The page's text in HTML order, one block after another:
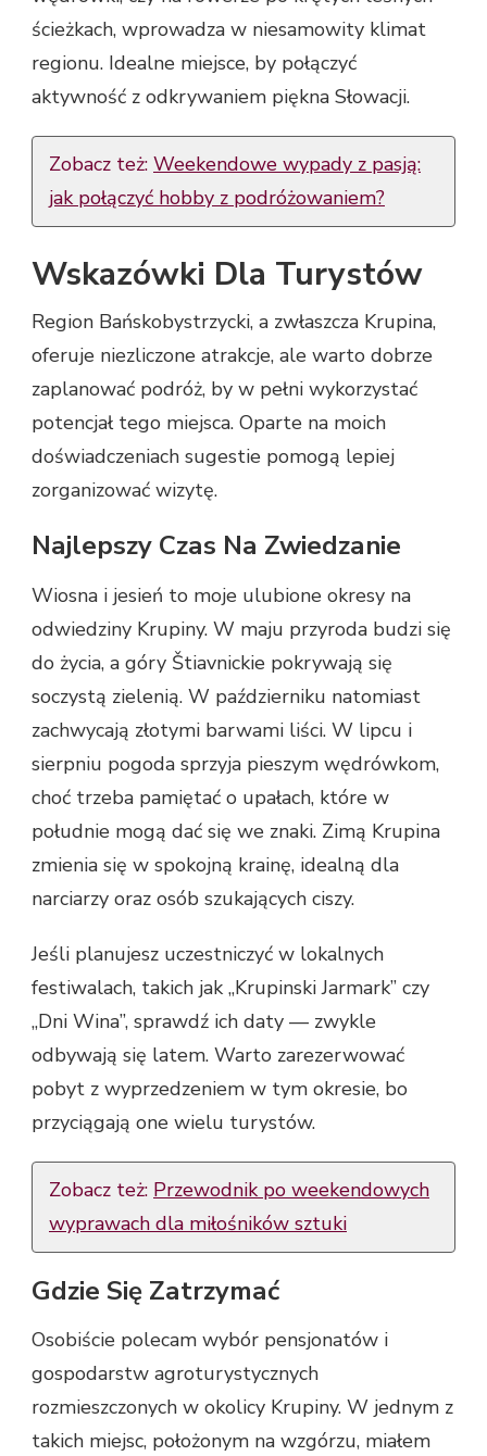
ścieżkach, wprowadza w niesamowity klimat
regionu. Idealne miejsce, by połączyć
aktywność z odkrywaniem piękna Słowacji.
Zobacz też: Weekendowe wypady z pasją:
jak połączyć hobby z podróżowaniem?
Wskazówki Dla Turystów
Region Bańskobystrzycki, a zwłaszcza Krupina,
oferuje niezliczone atrakcje, ale warto dobrze
zaplanować podróż, by w pełni wykorzystać
potencjał tego miejsca. Oparte na moich
doświadczeniach sugestie pomogą lepiej
zorganizować wizytę.
Najlepszy Czas Na Zwiedzanie
Wiosna i jesień to moje ulubione okresy na
odwiedziny Krupiny. W maju przyroda budzi się
do życia, a góry Štiavnickie pokrywają się
soczystą zielenią. W październiku natomiast
zachwycają złotymi barwami liści. W lipcu i
sierpniu pogoda sprzyja pieszym wędrówkom,
choć trzeba pamiętać o upałach, które w
południe mogą dać się we znaki. Zimą Krupina
zmienia się w spokojną krainę, idealną dla
narciarzy oraz osób szukających ciszy.
Jeśli planujesz uczestniczyć w lokalnych
festiwalach, takich jak „Krupinski Jarmark” czy
„Dni Wina”, sprawdź ich daty — zwykle
odbywają się latem. Warto zarezerwować
pobyt z wyprzedzeniem w tym okresie, bo
przyciągają one wielu turystów.
Zobacz też: Przewodnik po weekendowych
wyprawach dla miłośników sztuki
Gdzie Się Zatrzymać
Osobiście polecam wybór pensjonatów i
gospodarstw agroturystycznych
rozmieszczonych w okolicy Krupiny. W jednym z
takich miejsc, położonym na wzgórzu, miałem